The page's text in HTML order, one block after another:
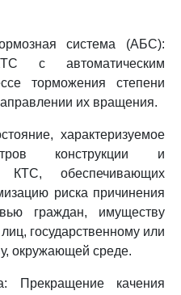
система (АБС):
с автоматическим
торможения степени
их вращения.
характеризуемое
конструкции и
КТС, обеспечивающих
риска причинения
граждан, имуществу
государственному или
окружающей среде.
Прекращение качения